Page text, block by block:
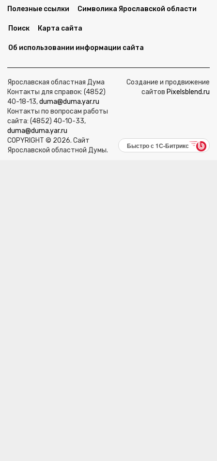
Полезные ссылки Символика Ярославской области
Поиск Карта сайта
Об использовании информации сайта
Ярославская областная Дума
Контакты для справок: (4852)
40-18-13,duma@duma.yar.ru
Контакты по вопросам работы
сайта: (4852) 40-10-33,
duma@duma.yar.ru
COPYRIGHT © 2026. Сайт
Ярославской областной Думы.
Создание и продвижение
сайтов Pixelsblend.ru
Быстро с 1С-Битрикс